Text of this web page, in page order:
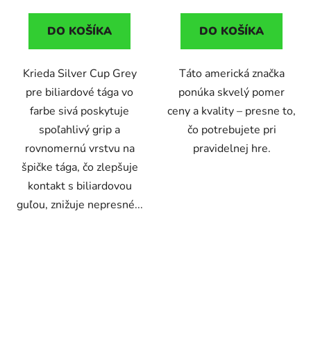
DO KOŠÍKA
Krieda Silver Cup Grey
pre biliardové tága vo
farbe sivá poskytuje
spoľahlivý grip a
rovnomernú vrstvu na
špičke tága, čo zlepšuje
kontakt s biliardovou
guľou, znižuje nepresné...
DO KOŠÍKA
Táto americká značka
ponúka skvelý pomer
ceny a kvality – presne to,
čo potrebujete pri
pravidelnej hre.